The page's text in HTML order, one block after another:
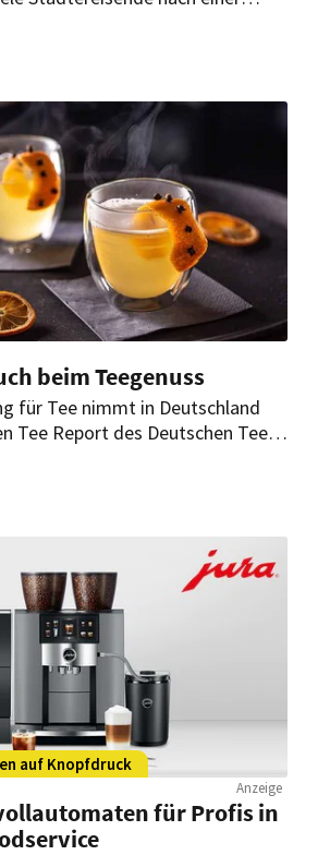
die City. Doch welche Stadt bietet
beim Teegenuss
für Tee nimmt in Deutschland
Tee Report des Deutschen Tee &
immer mehr zu. Damit einher
auf Knopfdruck
Anzeige
für Profis in